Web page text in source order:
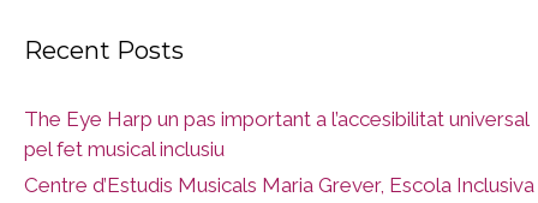
Recent Posts
The Eye Harp un pas important a l’accesibilitat universal
pel fet musical inclusiu
Centre d’Estudis Musicals Maria Grever, Escola Inclusiva